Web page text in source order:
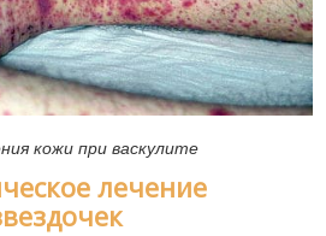
кожи при васкулите
лечение